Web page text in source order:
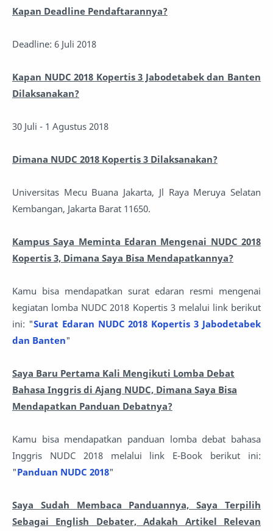
Kapan Deadline Pendaftarannya?
Deadline: 6 Juli 2018
Kapan NUDC 2018 Kopertis 3 Jabodetabek dan Banten
Dilaksanakan?
30 Juli - 1 Agustus 2018
Dimana NUDC 2018 Kopertis 3 Dilaksanakan?
Universitas Mecu Buana Jakarta, Jl Raya Meruya Selatan
Kembangan, Jakarta Barat 11650.
Kampus Saya Meminta Edaran Mengenai NUDC 2018
Kopertis 3, Dimana Saya Bisa Mendapatkannya?
Kamu bisa mendapatkan surat edaran resmi mengenai
kegiatan lomba NUDC 2018 Kopertis 3 melalui link berikut
ini: "Surat Edaran NUDC 2018 Kopertis 3 Jabodetabek
dan Banten"
Saya Baru Pertama Kali Mengikuti Lomba Debat
Bahasa Inggris di Ajang NUDC, Dimana Saya Bisa
Mendapatkan Panduan Debatnya?
Kamu bisa mendapatkan panduan lomba debat bahasa
Inggris NUDC 2018 melalui link E-Book berikut ini:
"Panduan NUDC 2018"
Saya Sudah Membaca Panduannya, Saya Terpilih
Sebagai English Debater, Adakah Artikel Relevan